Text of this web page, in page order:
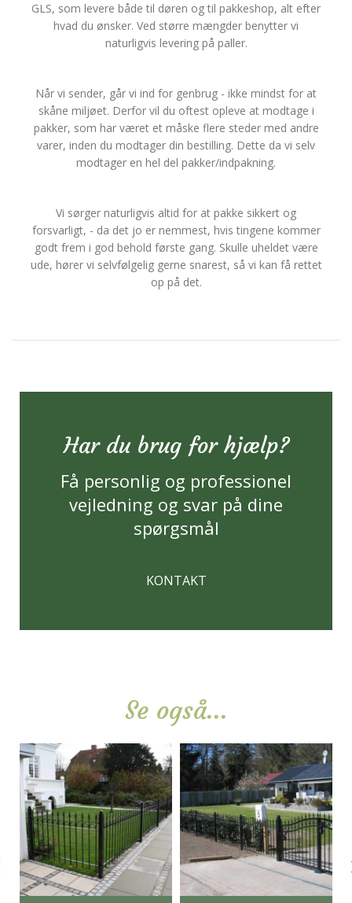
GLS, som levere både til døren og til pakkeshop, alt efter
hvad du ønsker. Ved større mængder benytter vi
naturligvis levering på paller.
Når vi sender, går vi ind for genbrug - ikke mindst for at
skåne miljøet. Derfor vil du oftest opleve at modtage i
pakker, som har været et måske flere steder med andre
varer, inden du modtager din bestilling. Dette da vi selv
modtager en hel del pakker/indpakning.
Vi sørger naturligvis altid for at pakke sikkert og
forsvarligt, - da det jo er nemmest, hvis tingene kommer
godt frem i god behold første gang. Skulle uheldet være
ude, hører vi selvfølgelig gerne snarest, så vi kan få rettet
op på det.
Har du brug for hjælp?
Få personlig og professionel
vejledning og svar på dine
spørgsmål
KONTAKT
Se også...